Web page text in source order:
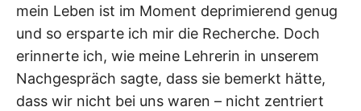
mein Leben ist im Moment deprimierend genug
und so ersparte ich mir die Recherche. Doch
erinnerte ich, wie meine Lehrerin in unserem
Nachgespräch sagte, dass sie bemerkt hätte,
dass wir nicht bei uns waren – nicht zentriert